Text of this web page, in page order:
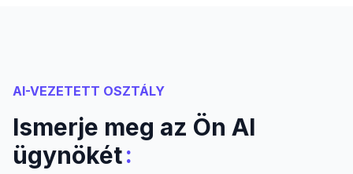
AI-VEZETETT OSZTÁLY
Ismerje meg az Ön AI
ügynökét: